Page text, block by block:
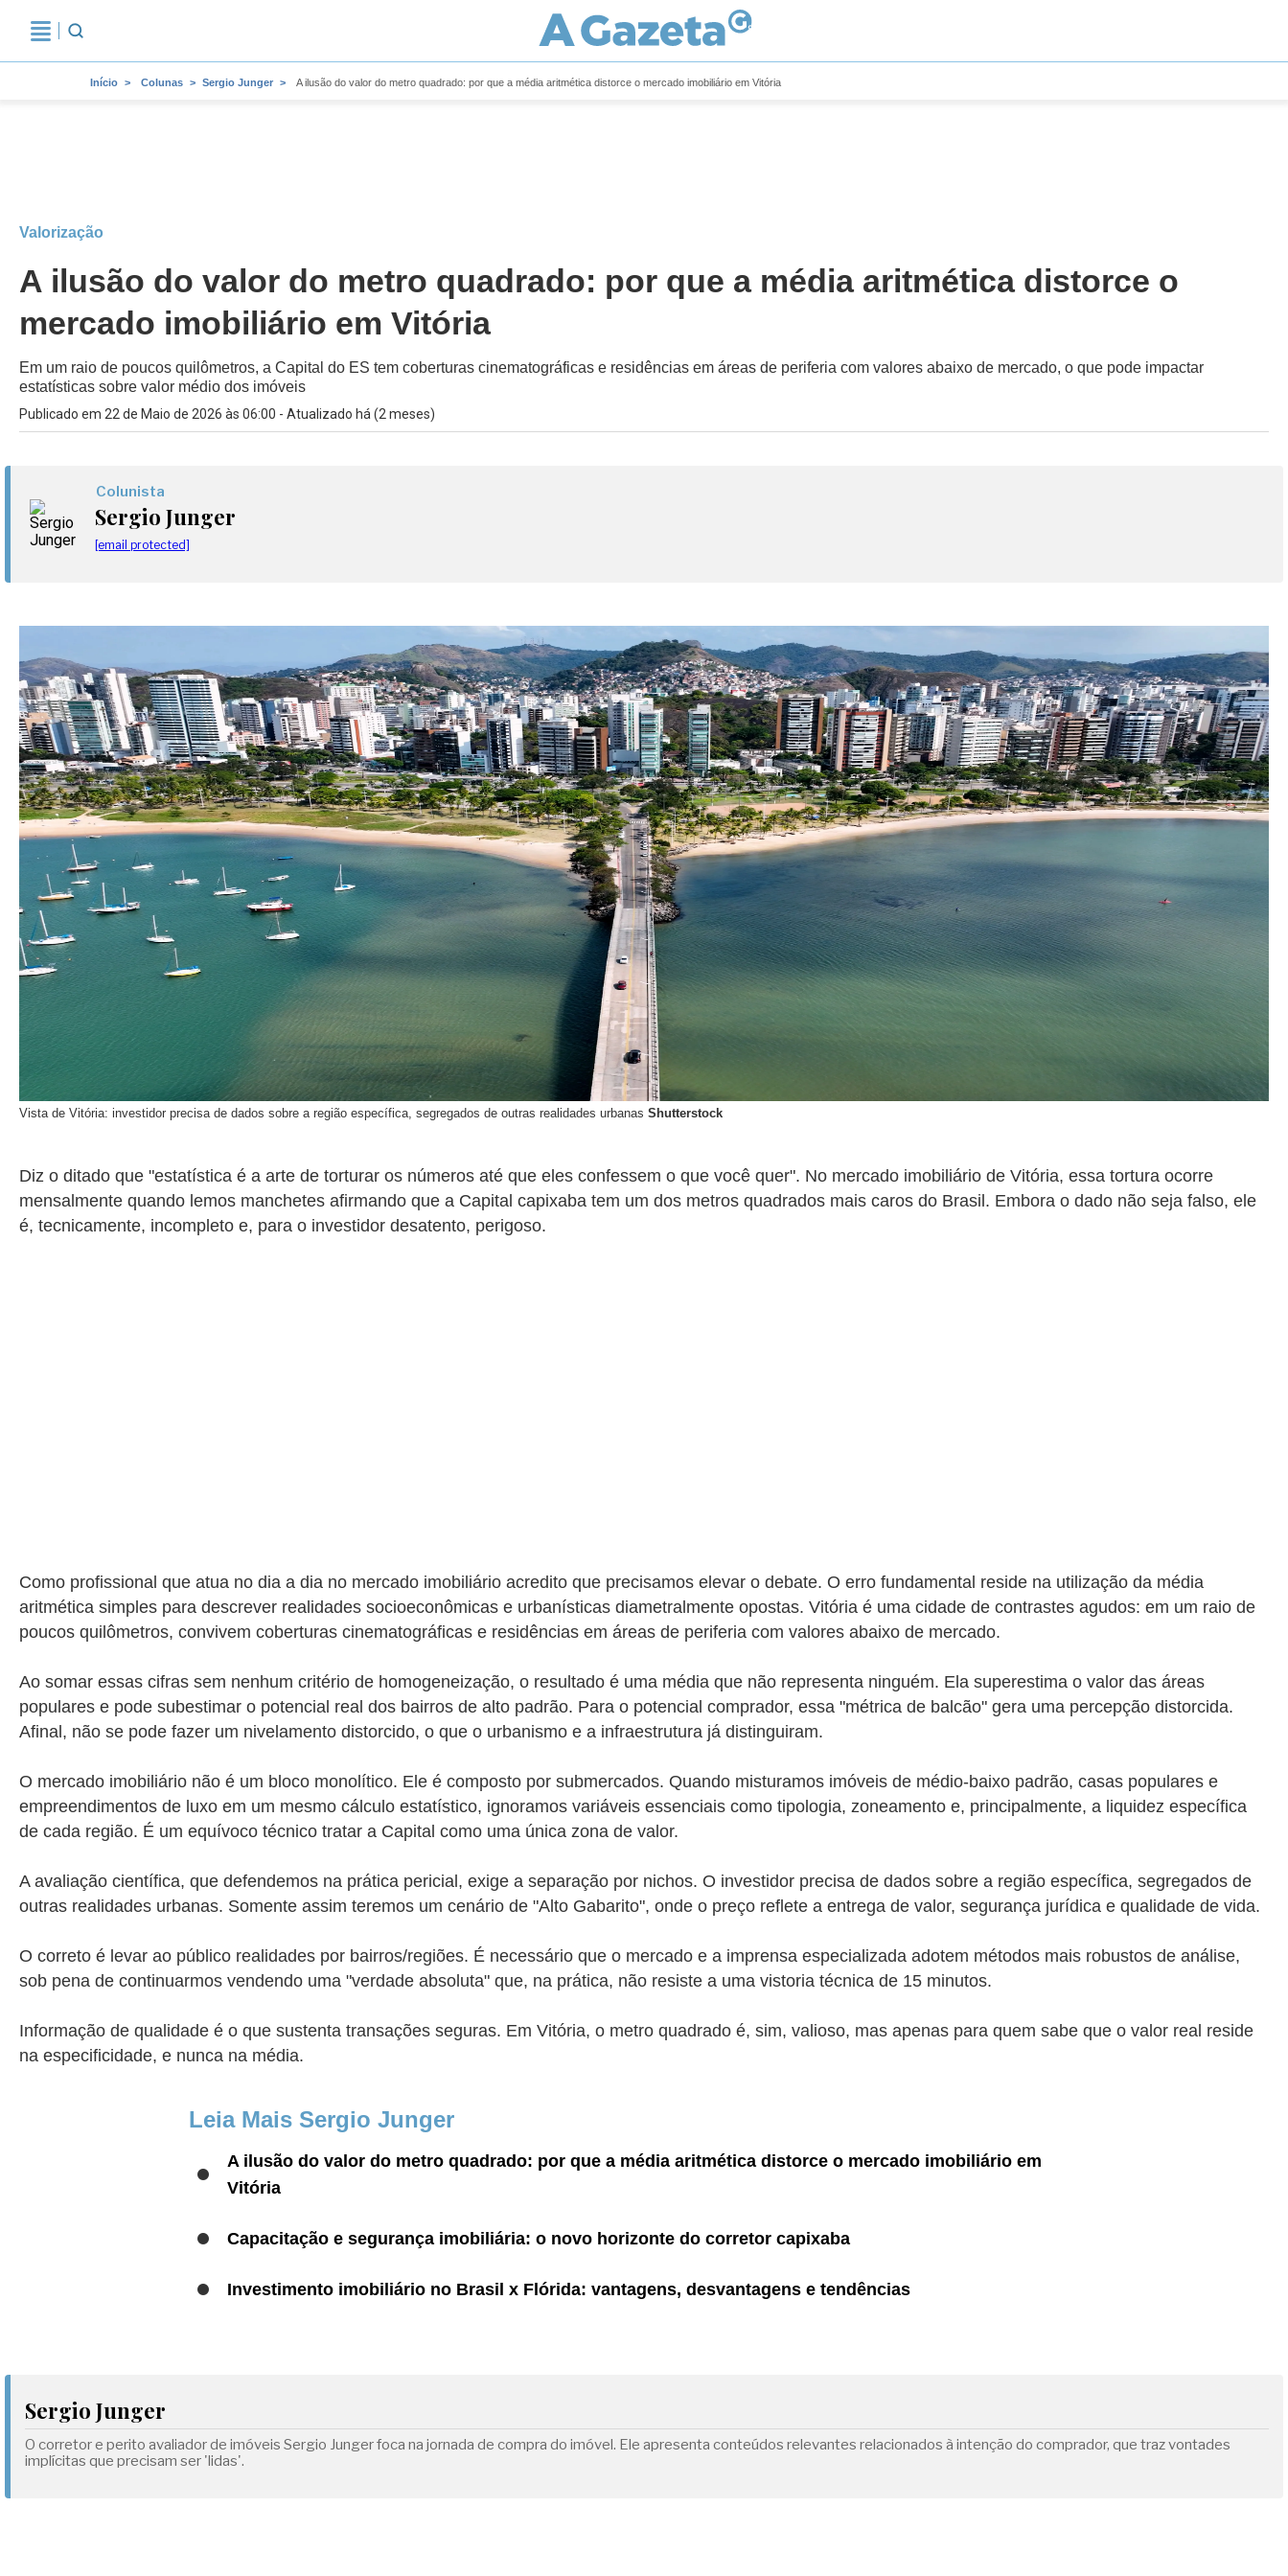
Início Colunas Sergio Junger A ilusão do valor do metro quadrado: por que a média aritmética distorce o mercado imobiliário em Vitória
Valorização
A ilusão do valor do metro quadrado: por que a média aritmética distorce o
mercado imobiliário em Vitória
Em um raio de poucos quilômetros, a Capital do ES tem coberturas cinematográficas e residências em áreas de periferia com valores abaixo de mercado, o que pode impactar
estatísticas sobre valor médio dos imóveis
Publicado em 22 de Maio de 2026 às 06:00 - Atualizado há (2 meses)
Colunista
Sergio Junger
[email protected]
Vista de Vitória: investidor precisa de dados sobre a região específica, segregados de outras realidades urbanas Shutterstock
Diz o ditado que "estatística é a arte de torturar os números até que eles confessem o que você quer". No mercado imobiliário de Vitória, essa tortura ocorre
mensalmente quando lemos manchetes afirmando que a Capital capixaba tem um dos metros quadrados mais caros do Brasil. Embora o dado não seja falso, ele
é, tecnicamente, incompleto e, para o investidor desatento, perigoso.
Como profissional que atua no dia a dia no mercado imobiliário acredito que precisamos elevar o debate. O erro fundamental reside na utilização da média
aritmética simples para descrever realidades socioeconômicas e urbanísticas diametralmente opostas. Vitória é uma cidade de contrastes agudos: em um raio de
poucos quilômetros, convivem coberturas cinematográficas e residências em áreas de periferia com valores abaixo de mercado.
Ao somar essas cifras sem nenhum critério de homogeneização, o resultado é uma média que não representa ninguém. Ela superestima o valor das áreas
populares e pode subestimar o potencial real dos bairros de alto padrão. Para o potencial comprador, essa "métrica de balcão" gera uma percepção distorcida.
Afinal, não se pode fazer um nivelamento distorcido, o que o urbanismo e a infraestrutura já distinguiram.
O mercado imobiliário não é um bloco monolítico. Ele é composto por submercados. Quando misturamos imóveis de médio-baixo padrão, casas populares e
empreendimentos de luxo em um mesmo cálculo estatístico, ignoramos variáveis essenciais como tipologia, zoneamento e, principalmente, a liquidez específica
de cada região. É um equívoco técnico tratar a Capital como uma única zona de valor.
​A avaliação científica, que defendemos na prática pericial, exige a separação por nichos. O investidor precisa de dados sobre a região específica, segregados de
outras realidades urbanas. Somente assim teremos um cenário de "Alto Gabarito", onde o preço reflete a entrega de valor, segurança jurídica e qualidade de vida.
O correto é levar ao público realidades por bairros/regiões. É necessário que o mercado e a imprensa especializada adotem métodos mais robustos de análise,
sob pena de continuarmos vendendo uma "verdade absoluta" que, na prática, não resiste a uma vistoria técnica de 15 minutos.
Informação de qualidade é o que sustenta transações seguras. Em Vitória, o metro quadrado é, sim, valioso, mas apenas para quem sabe que o valor real reside
na especificidade, e nunca na média.
Leia Mais Sergio Junger
A ilusão do valor do metro quadrado: por que a média aritmética distorce o mercado imobiliário em
Vitória
Capacitação e segurança imobiliária: o novo horizonte do corretor capixaba
Investimento imobiliário no Brasil x Flórida: vantagens, desvantagens e tendências
Sergio Junger
O corretor e perito avaliador de imóveis Sergio Junger foca na jornada de compra do imóvel. Ele apresenta conteúdos relevantes relacionados à intenção do comprador, que traz vontades
implícitas que precisam ser 'lidas'.